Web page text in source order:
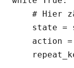
# Hier
state =
action